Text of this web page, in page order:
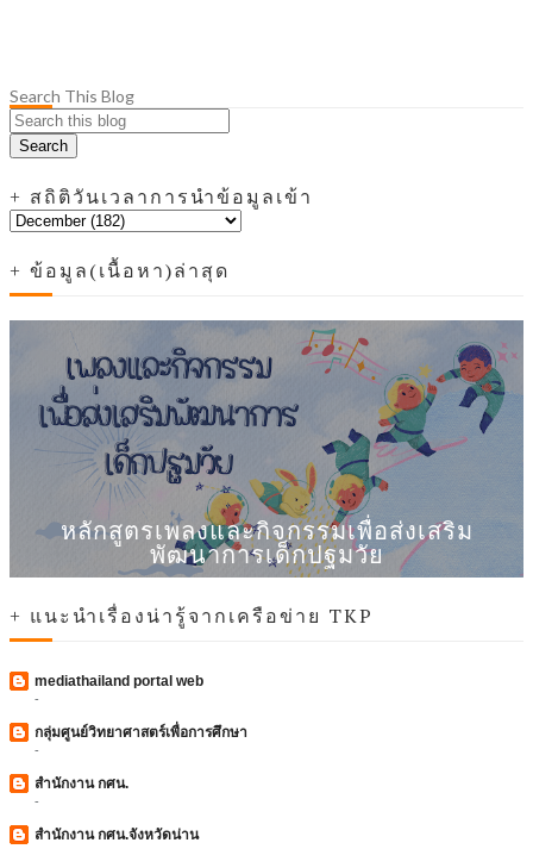
Search This Blog
+ สถิติวันเวลาการนำข้อมูลเข้า
+ ข้อมูล(เนื้อหา)ล่าสุด
หลักสูตรเพลงและกิจกรรมเพื่อส่งเสริม
พัฒนาการเด็กปฐมวัย
+ แนะนำเรื่องน่ารู้จากเครือข่าย TKP
mediathailand portal web
-
กลุ่มศูนย์วิทยาศาสตร์เพื่อการศึกษา
-
สำนักงาน กศน.
-
สำนักงาน กศน.จังหวัดน่าน